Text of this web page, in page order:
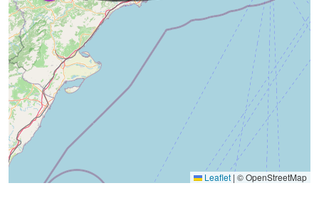
Leaflet | © OpenStreetMap